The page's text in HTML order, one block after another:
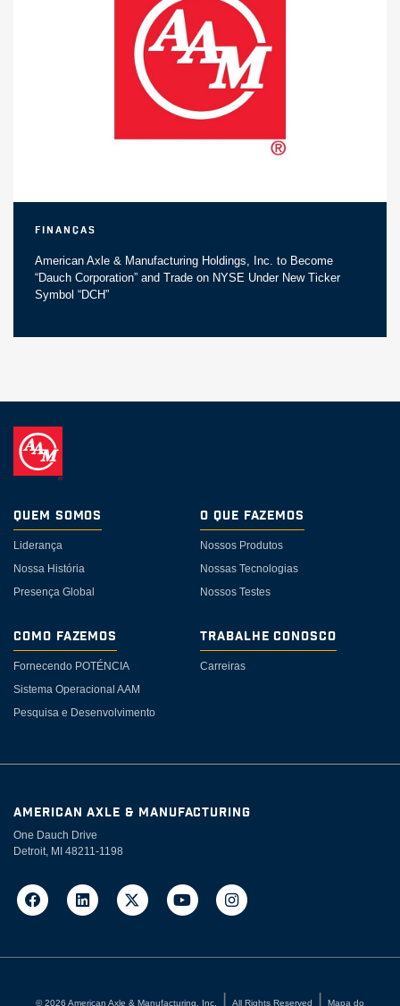
Finanças
American Axle & Manufacturing Holdings, Inc. to Become
“Dauch Corporation” and Trade on NYSE Under New Ticker
Symbol “DCH”
Quem somos
Liderança
Nossa História
Presença Global
O Que Fazemos
Nossos Produtos
Nossas Tecnologias
Nossos Testes
Como Fazemos
Fornecendo POTÉNCIA
Sistema Operacional AAM
Pesquisa e Desenvolvimento
Trabalhe Conosco
Carreiras
AMERICAN AXLE & MANUFACTURING
One Dauch Drive
Detroit, MI 48211-1198
©2026 American Axle & Manufacturing, Inc. All Rights Reserved Mapa do